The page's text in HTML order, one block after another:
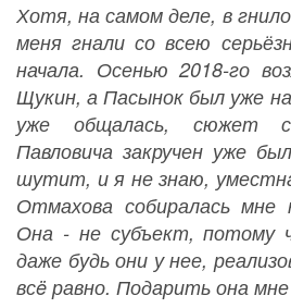
Хотя, на самом деле, в
меня гнали со всею
начала. Осенью 2018-го
Щукин, а Пасынок был уже
уже общалась, сюжет
Павловича закручен уже
шутит, и я не знаю,
Отмахова собиралась мне
Она - не субъект, потому
даже будь они у нее,
всë равно. Подарить она